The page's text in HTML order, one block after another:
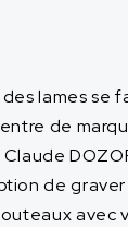
lames se
de
de graver
avec